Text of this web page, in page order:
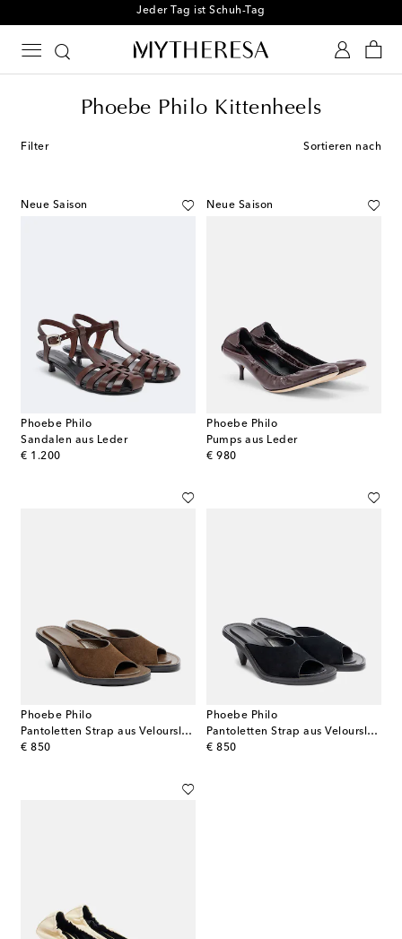
Jeder Tag ist Schuh-Tag
Phoebe Philo Kittenheels
Filter Sortieren nach
Neue Saison
Phoebe Philo
Sandalen aus Leder
€ 1.200
original price
Neue Saison
Phoebe Philo
Pumps aus Leder
€ 980
original price
Phoebe Philo
Pantoletten Strap aus Veloursleder
€ 850
original price
Phoebe Philo
Pantoletten Strap aus Veloursleder
€ 850
original price